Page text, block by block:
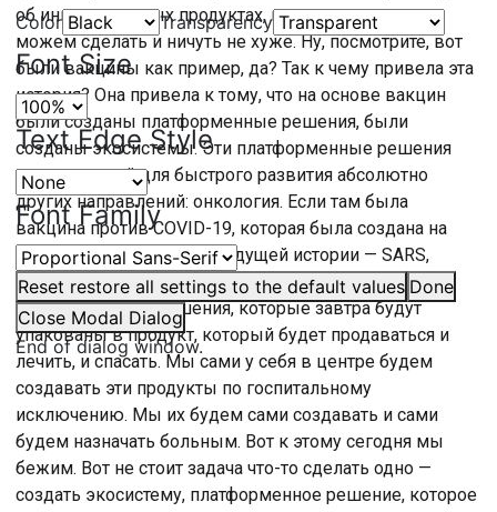
Color Transparency
Font Size
Text Edge Style
Font Family
Reset restore all settings to the default values Done
Close Modal Dialog
End of dialog window.
об инновационных продуктах, которые мы точно
можем сделать и ничуть не хуже. Ну, посмотрите, вот
были вакцины как пример, да? Так к чему привела эта
история? Она привела к тому, что на основе вакцин
были созданы платформенные решения, были
созданы экосистемы. Эти платформенные решения
стали основой для быстрого развития абсолютно
других направлений: онкология. Если там была
вакцина против COVID-19, которая была создана на
основе пятилетней предыдущей истории — SARS,
MERS, то сейчас за год, два, три мы создаём
платформенные решения, которые завтра будут
упакованы в продукт, который будет продаваться и
лечить, и спасать. Мы сами у себя в центре будем
создавать эти продукты по госпитальному
исключению. Мы их будем сами создавать и сами
будем назначать больным. Вот к этому сегодня мы
бежим. Вот не стоит задача что-то сделать одно —
создать экосистему, платформенное решение, которое